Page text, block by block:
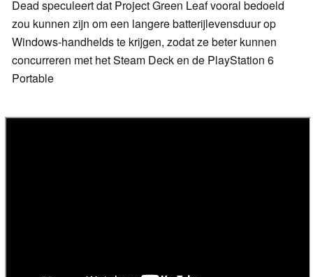
Dead speculeert dat Project Green Leaf vooral bedoeld
zou kunnen zijn om een langere batterijlevensduur op
Windows-handhelds te krijgen, zodat ze beter kunnen
concurreren met het Steam Deck en de PlayStation 6
Portable